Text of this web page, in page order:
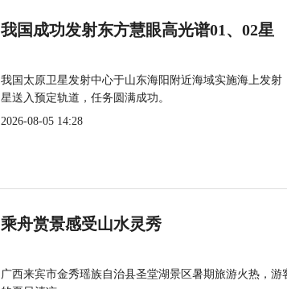
我国成功发射东方慧眼高光谱01、02星
我国太原卫星发射中心于山东海阳附近海域实施海上发
星送入预定轨道，任务圆满成功。
2026-08-05 14:28
乘舟赏景感受山水灵秀
广西来宾市金秀瑶族自治县圣堂湖景区暑期旅游火热，